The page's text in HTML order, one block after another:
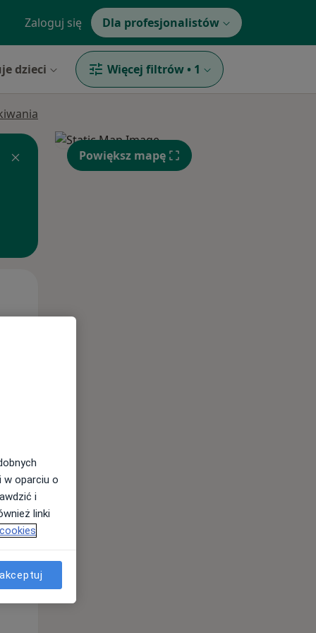
Zaloguj się Dla profesjonalistów
dzieci Więcej filtrów • 1
Śr,
12 Sie
Powiększ mapę
w oparciu o
i
linki